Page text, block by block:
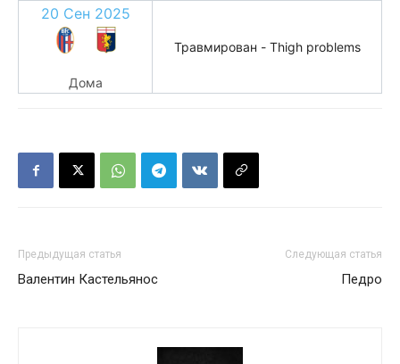
20 Сен 2025
Дома
Травмирован - Thigh problems
Предыдущая статья
Валентин Кастельянос
Следующая статья
Педро